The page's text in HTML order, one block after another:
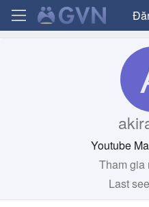
Youtube
Tham gia
Last